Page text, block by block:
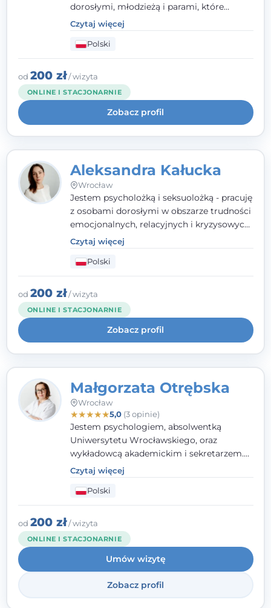
dorosłymi, młodzieżą i parami, które
doświadczają kryzysów psychicznych,
traumy, stanów lękowych i trudności
relacyjnych. W pracy kieruję się
uważnością, empatią i głębokim
szacunkiem dla indywidualnej historii
każdego człowieka. Jestem w trakcie
czteroletniej szkoły psychoterapii
poznawczo-behawioralnej
rekomendowanej przez PTTPB.
Czytaj więcej
Polski
od 200 zł/ wizyta
ONLINE I STACJONARNIE
Zobacz profil
Aleksandra Kałucka
Wrocław
Jestem psycholożką i seksuolożką - pracuję
z osobami dorosłymi w obszarze trudności
emocjonalnych, relacyjnych i kryzysowych,
w tym z osobami po doświadczeniach
przemocy. Ukończyłam psychologię
kliniczną oraz studia podyplomowe z
interwencji kryzysowej i seksuologii
klinicznej na SWPS we Wrocławiu. W pracy
kieruję się empatią, etyką zawodową i
uważnością na potrzeby klienta.
Czytaj więcej
Polski
od 200 zł/ wizyta
ONLINE I STACJONARNIE
Zobacz profil
Małgorzata Otrębska
Wrocław
★★★★★5,0(3 opinie)
Jestem psychologiem, absolwentką
Uniwersytetu Wrocławskiego, oraz
wykładowcą akademickim i sekretarzem.
Dodatkowo mam kwalifikacje mediatora,
specjalizując się w sprawach rodzinnych,
cywilnych oraz karnych.
Czytaj więcej
Polski
od 200 zł/ wizyta
ONLINE I STACJONARNIE
Umów wizytę
Zobacz profil